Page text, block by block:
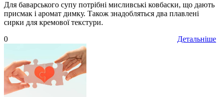
Для баварського супу потрібні мисливські ковбаски, що дають
присмак і аромат димку. Також знадобляться два плавлені
сирки для кремової текстури.
Детальніше
0